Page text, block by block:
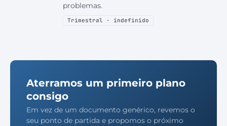
problemas.
Trimestral · indefinido
Aterramos um primeiro plano
consigo
Em vez de um documento genérico, revemos o
seu ponto de partida e propomos o próximo